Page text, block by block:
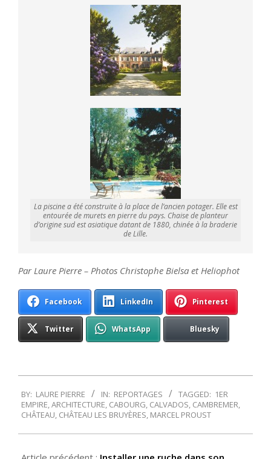
La piscine a été construite à la place de l’ancien potager. Elle est
entourée de murets en pierre du pays. Chaise de planteur
d’origine sud est asiatique datant de 1880, chinée à la braderie
de Lille.
Par Laure Pierre – Photos Christophe Bielsa et Heliophot
Facebook LinkedIn Pinterest
Twitter WhatsApp Bluesky
05-
09
BY: LAURE PIERRE IN: REPORTAGES TAGGED: 1ER
EMPIRE,ARCHITECTURE, CABOURG, CALVADOS, CAMBREMER,
CHÂTEAU, CHÂTEAU LES BRUYÈRES, MARCEL PROUST